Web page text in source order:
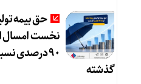
حق بیمه
۹۰ درصدی
گذشته